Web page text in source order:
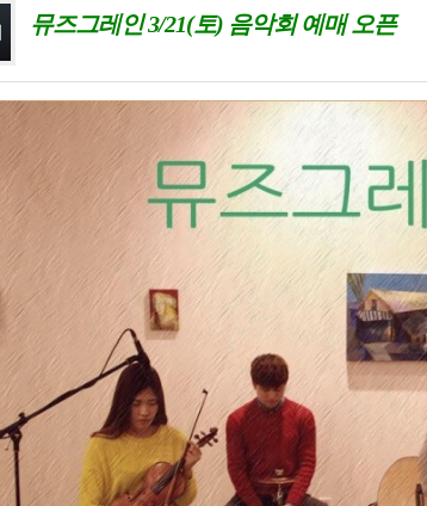
뮤즈그레인 3/21(토) 음악회 예매 오픈